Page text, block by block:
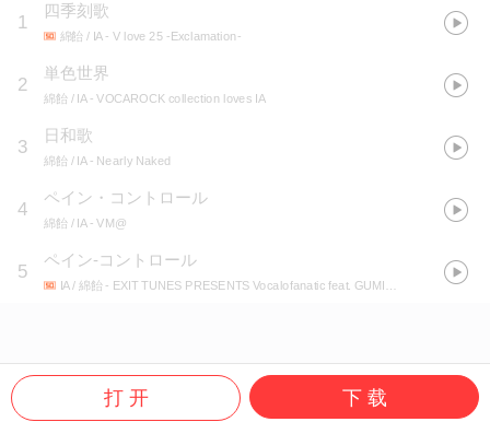
1
四季刻歌
綿飴 / IA- V love 25 -Exclamation-
2
単色世界
綿飴 / IA- VOCAROCK collection loves IA
3
日和歌
綿飴 / IA- Nearly Naked
4
ペイン・コントロール
綿飴 / IA- VM@
5
ペイン-コントロール
IA / 綿飴- EXIT TUNES PRESENTS Vocalofanatic feat. GUMI、IA、MAYU
打 开 下 载